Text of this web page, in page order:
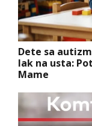
Dete sa
lak na usta:
Mame